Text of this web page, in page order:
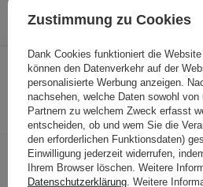
7,10 € /Stk.
IN
Folgende
anderen
Zustimmung zu Cookies
Dank Cookies funktioniert die
können den Datenverkehr auf der
personalisierte Werbung anzeigen.
nachsehen, welche Daten sowohl
Partnern zu welchem Zweck erfasst
entscheiden, ob und wem Sie die
den erforderlichen Funktionsdaten)
Einwilligung jederzeit widerrufen,
Ihrem Browser löschen. Weitere
Datenschutzerklärung . Weitere